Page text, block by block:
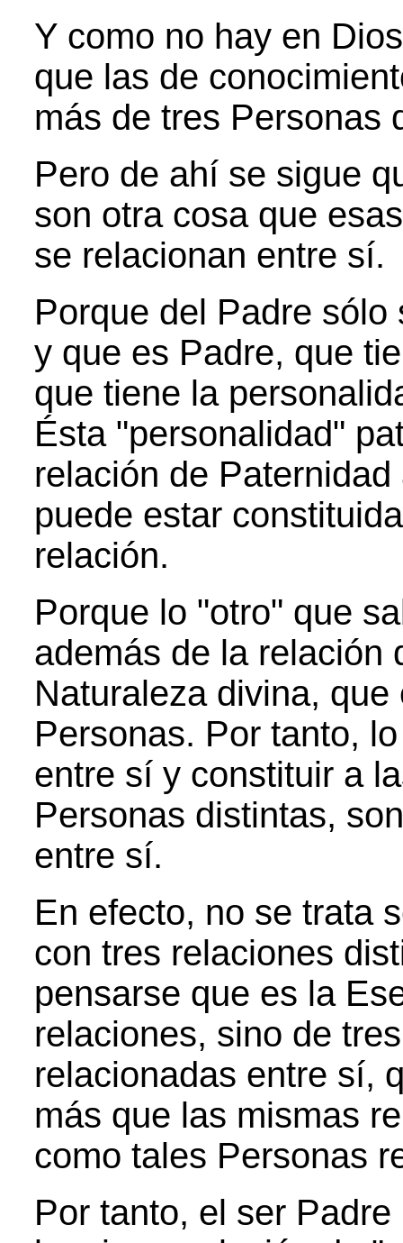
Y como no hay en
que las de
más de tres Personas
Pero de ahí se sigue
son otra cosa que
se relacionan entre sí.
Porque del Padre
y que es Padre, que
que tiene la
Ésta "personalidad"
relación de
puede estar
relación.
Porque lo "otro" que
además de la relación
Naturaleza divina,
Personas. Por tanto,
entre sí y constituir a
Personas distintas,
entre sí.
En efecto, no se trata
con tres relaciones
pensarse que es la
relaciones, sino de
relacionadas entre sí,
más que las mismas
como tales Personas
Por tanto, el ser